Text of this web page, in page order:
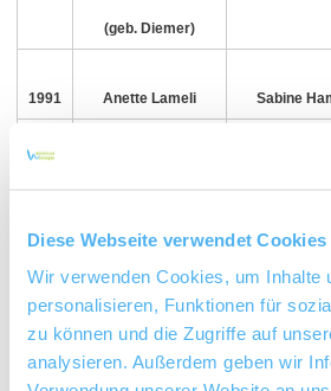
Diese Webseite verwendet Cookies
Wir verwenden Cookies, um Inhalte
personalisieren, Funktionen für
zu können und die Zugriffe auf
analysieren. Außerdem geben wir
(geb. Diemer)
1991 Anette Lameli Sabine
1992 Sabine Hamm Claudia
(geb.